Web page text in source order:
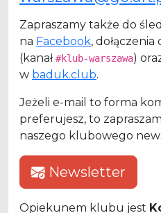
Zapraszamy także do
na Facebook, dołączenia
(kanał#klub-warszawa)
w baduk.club.
Jeżeli e-mail to forma
preferujesz, to
naszego klubowego
Newsletter
Opiekunem klubu jest